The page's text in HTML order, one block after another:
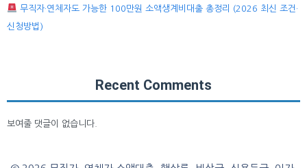
무직자·연체자도 가능한 100만원 소액생계비대출 총정리 (2026 최신 조건·
신청방법)
Recent Comments
보여줄 댓글이 없습니다.